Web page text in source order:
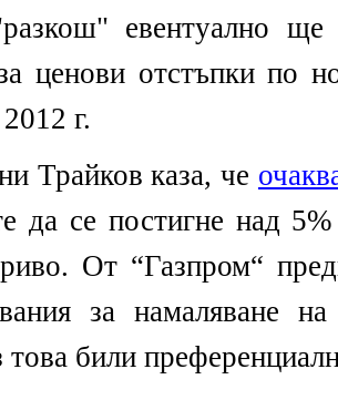
евентуално ще
ценови отстъпки по
г.
Трайков каза, че
да се постигне над
От “Газпром“
за намаляване
това били